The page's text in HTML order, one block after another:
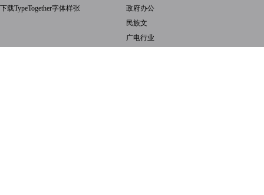
下载TypeTogether字体样张
政府办公
民族文
广电行业